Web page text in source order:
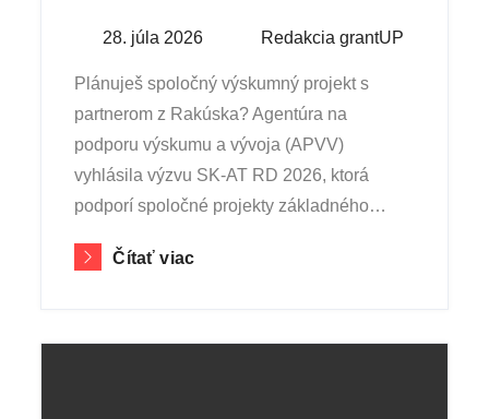
Posted28. júla 2026 Redakcia grantUP
Plánuješ spoločný výskumný projekt s
partnerom z Rakúska? Agentúra na
podporu výskumu a vývoja (APVV)
vyhlásila výzvu SK-AT RD 2026, ktorá
podporí spoločné projekty základného…
Čítať viac